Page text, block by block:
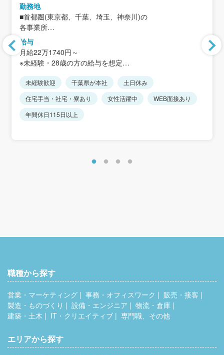
勤務地
■首都圏(東京都、千葉、埼玉、神奈川)の
各事業所
＜アクセス＞
配属先によって異なる
給与
月給22万1740円～
※未経験・28歳の方の給与を想定
25万1660円～(残業20時間した場合)
※経験・年齢等を考慮の上決定
未経験歓迎 千葉県が本社
土日休み
住宅手当・社宅・寮あり
女性活躍中
WEB面接あり
年間休日115日以上
職種から探す
営業・マーケティング 事務・オフィスワーク
販売・接客
製造・ものづくり
設備・エンジニア
物流・倉庫
建築・土木
IT・クリエイティブ 専門職、その他
エリアから探す